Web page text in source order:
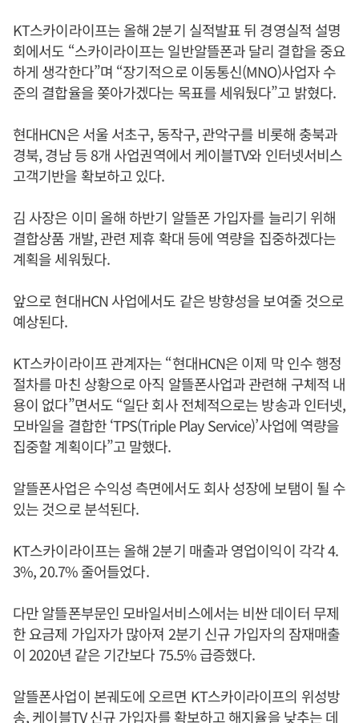
KT스카이라이프는 올해 2분기 실적발표 뒤 경영실적 설명
회에서도 “스카이라이프는 일반알뜰폰과 달리 결합을 중요
하게 생각한다”며 “장기적으로 이동통신(MNO)사업자 수
준의 결합율을 쫒아가겠다는 목표를 세워뒀다”고 밝혔다.
현대HCN은 서울 서초구, 동작구, 관악구를 비롯해 충북과
경북, 경남 등 8개 사업권역에서 케이블TV와 인터넷서비스
고객기반을 확보하고 있다.
김 사장은 이미 올해 하반기 알뜰폰 가입자를 늘리기 위해
결합상품 개발, 관련 제휴 확대 등에 역량을 집중하겠다는
계획을 세워뒀다.
앞으로 현대HCN 사업에서도 같은 방향성을 보여줄 것으로
예상된다.
KT스카이라이프 관계자는 “현대HCN은 이제 막 인수 행정
절차를 마친 상황으로 아직 알뜰폰사업과 관련해 구체적 내
용이 없다”면서도 “일단 회사 전체적으로는 방송과 인터넷,
모바일을 결합한 ‘TPS(Triple Play Service)’사업에 역량을
집중할 계획이다”고 말했다.
알뜰폰사업은 수익성 측면에서도 회사 성장에 보탬이 될 수
있는 것으로 분석된다.
KT스카이라이프는 올해 2분기 매출과 영업이익이 각각 4.
3%, 20.7% 줄어들었다.
다만 알뜰폰부문인 모바일서비스에서는 비싼 데이터 무제
한 요금제 가입자가 많아져 2분기 신규 가입자의 잠재매출
이 2020년 같은 기간보다 75.5% 급증했다.
알뜰폰사업이 본궤도에 오르면 KT스카이라이프의 위성방
송, 케이블TV 신규 가입자를 확보하고 해지율을 낮추는 데